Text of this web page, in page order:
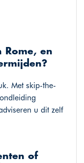
Rome, en
Met skip-the-
u dit zelf
of